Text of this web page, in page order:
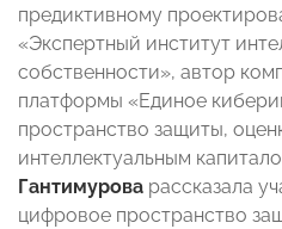
предиктивному
«Экспертный институт
собственности», автор
платформы «Единое
пространство защиты,
интеллектуальным
Гантимурова рассказала
цифровое пространство